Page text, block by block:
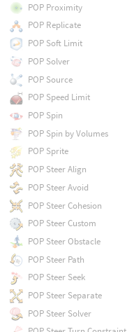
POP Proximity
POP Replicate
POP Soft Limit
POP Solver
POP Source
POP Speed Limit
POP Spin
POP Spin by Volumes
POP Sprite
POP Steer Align
POP Steer Avoid
POP Steer Cohesion
POP Steer Custom
POP Steer Obstacle
POP Steer Path
POP Steer Seek
POP Steer Separate
POP Steer Solver